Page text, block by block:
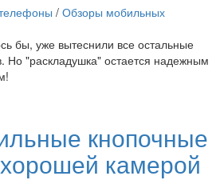
/ Обзоры мобильных
бы, уже вытеснили все остальные
Но "раскладушка" остается надежным
кнопочные
камерой